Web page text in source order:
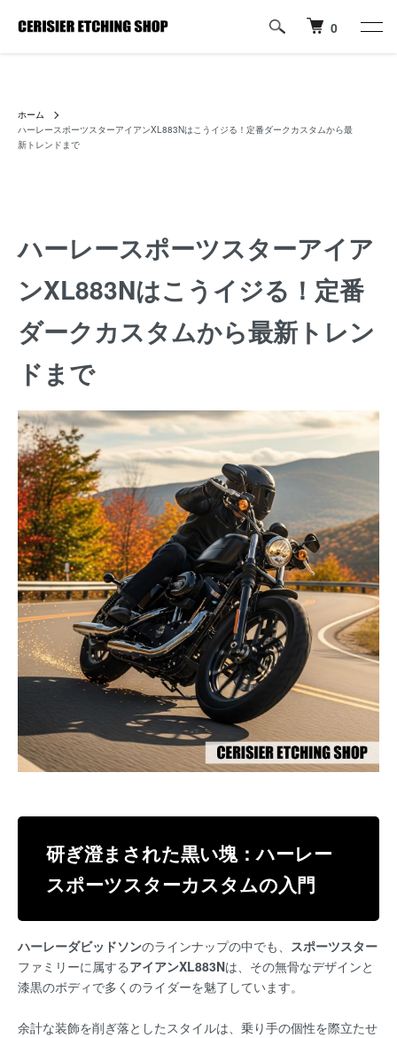
0
ホーム
ハーレースポーツスターアイアンXL883Nはこうイジる！定番ダークカスタムから最
新トレンドまで
ハーレースポーツスターアイア
ンXL883Nはこうイジる！定番
ダークカスタムから最新トレン
ドまで
研ぎ澄まされた黒い塊：ハーレー
スポーツスターカスタムの入門
ハーレーダビッドソンのラインナップの中でも、 スポーツスター
ファミリーに属するアイアンXL883Nは、その無骨なデザインと
漆黒のボディで多くのライダーを魅了しています。
余計な装飾を削ぎ落としたスタイルは、乗り手の個性を際立たせ